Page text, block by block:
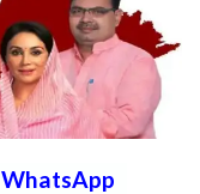
WhatsApp